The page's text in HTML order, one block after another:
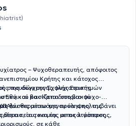
– Ψυχοθεραπευτής, απόφοιτος
Κρήτης και κάτοχος
σπουδών της Σχολής Επιστημών
Εθνικού και Καποδιστριακού
της σύγχρονης ψυχιατρικής
και βασίζεται στο βιο-ψυχο-
λύσεις μέσω της πρόληψης, της
θεραπείας και της αποκατάστασης,
του θεραπευόμενου να απολαμβάνει
αυτονομία, με τις λιγότερες
σε κάθε